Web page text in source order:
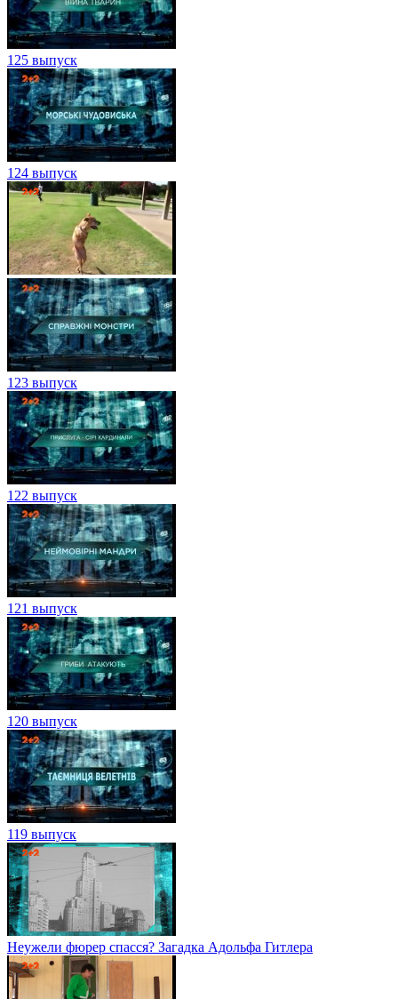
125 выпуск
124 выпуск
123 выпуск
122 выпуск
121 выпуск
120 выпуск
119 выпуск
Неужели фюрер спасся? Загадка Адольфа Гитлера